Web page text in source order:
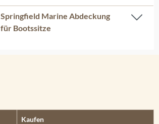
Springfield Marine Abdeckung
für Bootssitze
Kaufen